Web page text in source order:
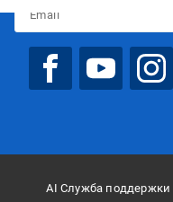
AI Служба поддержки